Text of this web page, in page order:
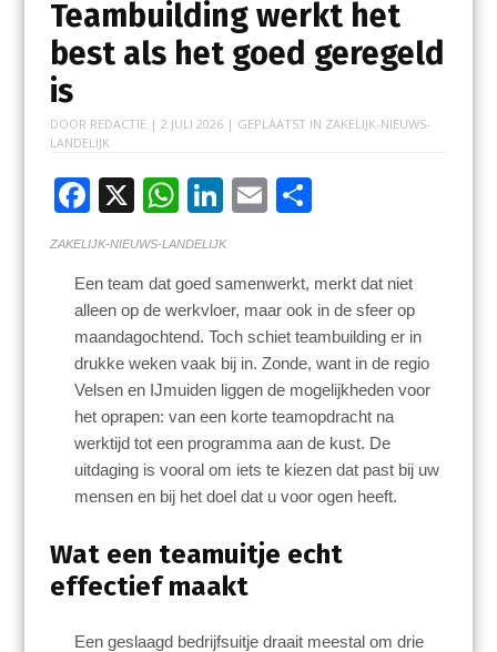
Teambuilding werkt het
best als het goed geregeld
is
DOOR REDACTIE | 2 JULI 2026| GEPLAATST IN ZAKELIJK-NIEUWS-
LANDELIJK
F
ac
e
b
o
o
k
X W
h
at
s
A
p
p
Li
n
e
dI
n
E
ai
l
D
n
ZAKELIJK-NIEUWS-LANDELIJK
Een team dat goed samenwerkt, merkt dat niet
alleen op de werkvloer, maar ook in de sfeer op
maandagochtend. Toch schiet teambuilding er in
drukke weken vaak bij in. Zonde, want in de regio
Velsen en IJmuiden liggen de mogelijkheden voor
het oprapen: van een korte teamopdracht na
werktijd tot een programma aan de kust. De
uitdaging is vooral om iets te kiezen dat past bij uw
mensen en bij het doel dat u voor ogen heeft.
Wat een teamuitje echt
effectief maakt
Een geslaagd bedrijfsuitje draait meestal om drie